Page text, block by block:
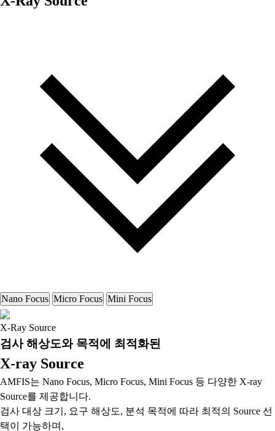
Nano Focus Micro Focus Mini Focus
X-Ray Source
검사 해상도와 목적에 최적화된
X-ray Source
AMFIS는 Nano Focus, Micro Focus, Mini Focus 등 다양한 X-ray
Source를 제공합니다.
검사 대상 크기, 요구 해상도, 분석 목적에 따라 최적의 Source 선
택이 가능하며,